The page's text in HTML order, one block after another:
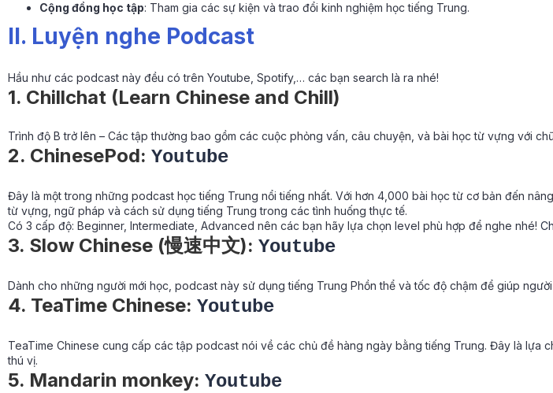
Cộng đồng học tập: Tham gia các sự kiện và trao đổi kinh nghiệm học tiếng Trung.
II. Luyện nghe Podcast
Hầu như các podcast này đều có trên Youtube, Spotify,… các bạn search là ra nhé!
1. Chillchat (Learn Chinese and Chill)
Trình độ B trở lên – Các tập thường bao gồm các cuộc phỏng vấn, câu chuyện, và bài học từ vựng với
2. ChinesePod: Youtube
Đây là một trong những podcast học tiếng Trung nổi tiếng nhất. Với hơn 4,000 bài học từ cơ bản đến
từ vựng, ngữ pháp và cách sử dụng tiếng Trung trong các tình huống thực tế.
Có 3 cấp độ: Beginner, Intermediate, Advanced nên các bạn hãy lựa chọn level phù hợp để nghe nhé!
3. Slow Chinese (慢速中文): Youtube
Dành cho những người mới học, podcast này sử dụng tiếng Trung Phồn thể và tốc độ chậm để giúp
4. TeaTime Chinese: Youtube
TeaTime Chinese cung cấp các tập podcast nói về các chủ đề hàng ngày bằng tiếng Trung. Đây là lựa
thú vị.
5. Mandarin monkey: Youtube